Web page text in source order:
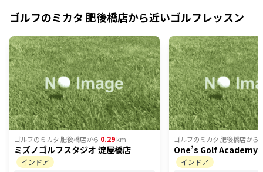
ゴルフのミカタ 肥後橋店から近いゴルフレッスン
ゴルフのミカタ 肥後橋店から 0.29km
ミズノゴルフスタジオ 淀屋橋店
インドア
ゴルフのミカタ 肥後橋店から
One’s Golf Academy
インドア